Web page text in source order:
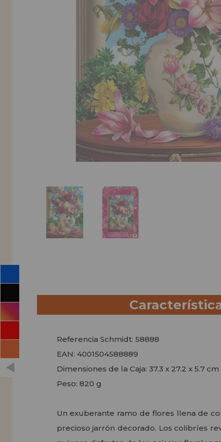
info@casadelpuzzle.com
Referencia Schmidt: 58888
EAN: 4001504588889
Dimensiones de la Caja: 37.3 x 27.2 x 5.7 cm
Peso: 820 g
Un exuberante ramo de flores llena de
precioso jarrón decorado. Los colibríes